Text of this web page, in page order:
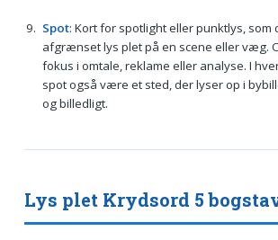
Spot: Kort for spotlight eller punktlys, som
afgrænset lys plet på en scene eller væg.
fokus i omtale, reklame eller analyse. I
spot også være et sted, der lyser op i
og billedligt.
Lys plet Krydsord 5